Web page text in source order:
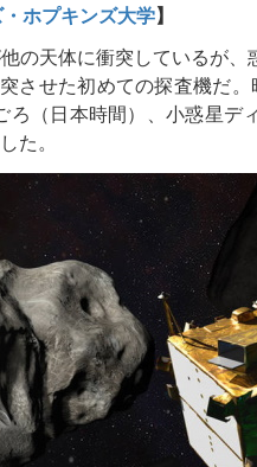
ホプキンズ大学】
の天体に衝突しているが
させた初めての探査機だ
ろ（日本時間）、小惑星デ
た。